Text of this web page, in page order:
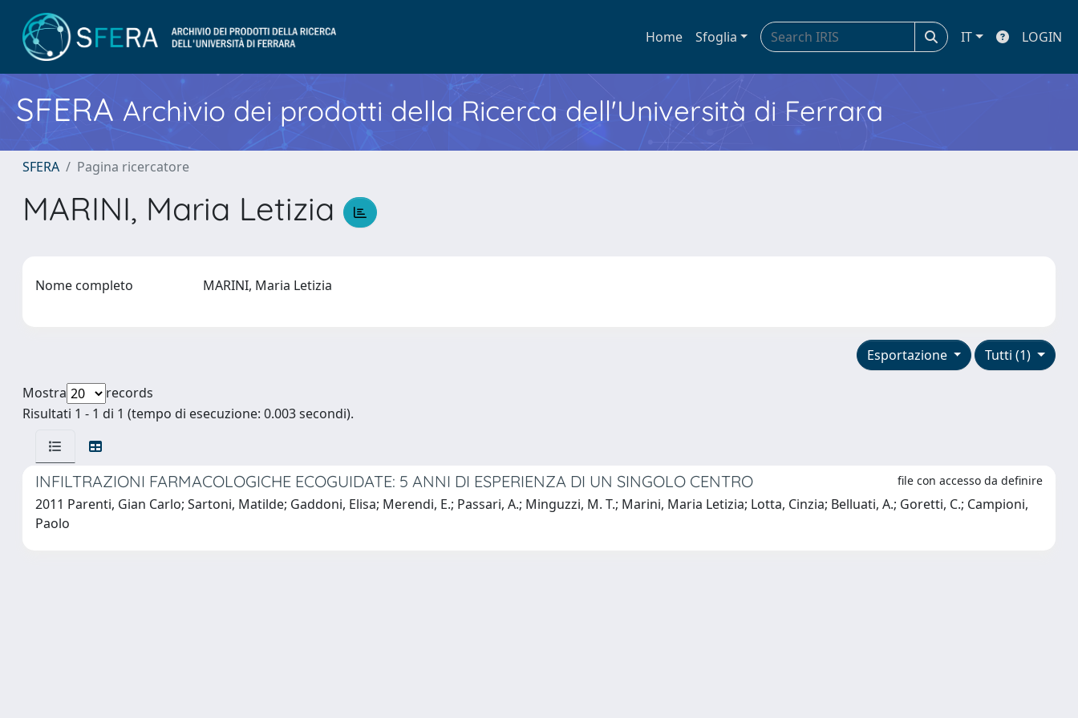
Home Sfoglia IT LOGIN
SFERA Archivio dei prodotti della Ricerca dell'Università di Ferrara
SFERA Pagina ricercatore
MARINI, Maria Letizia
Nome completo MARINI, Maria Letizia
Tutti (1)
Esportazione
Mostra
records
Risultati 1 - 1 di 1 (tempo di esecuzione: 0.003 secondi).
INFILTRAZIONI FARMACOLOGICHE ECOGUIDATE: 5 ANNI DI ESPERIENZA DI UN SINGOLO CENTRO file con accesso da definire
2011 Parenti, Gian Carlo; Sartoni, Matilde; Gaddoni, Elisa; Merendi, E.; Passari, A.; Minguzzi, M. T.; Marini, Maria Letizia; Lotta, Cinzia; Belluati, A.; Goretti, C.; Campioni,
Paolo